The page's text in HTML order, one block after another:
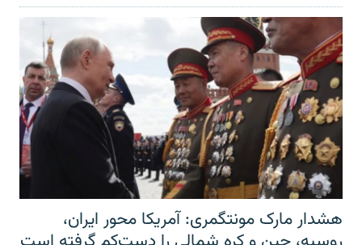
هشدار مارک مونتگمری: آمریکا محور ایران،